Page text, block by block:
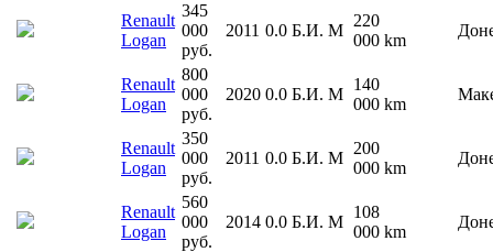
Renault
Logan
345
000
руб.
2011 0.0 Б.И. М
220
000 km
Renault
Logan
800
000
руб.
2020 0.0 Б.И. М
140
000 km
Renault
Logan
350
000
руб.
2011 0.0 Б.И. М
200
000 km
Renault
Logan
560
000
руб.
2014 0.0 Б.И. М
108
000 km